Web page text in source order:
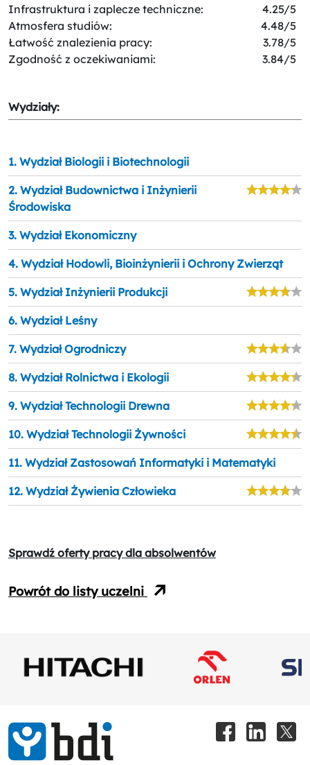
Infrastruktura i zaplecze techniczne:
4.25/5
Atmosfera studiów:
4.48/5
Łatwość znalezienia pracy:
3.78/5
Zgodność z oczekiwaniami:
3.84/5
Wydziały:
1. Wydział Biologii i Biotechnologii
2. Wydział Budownictwa i Inżynierii
Środowiska
3. Wydział Ekonomiczny
4. Wydział Hodowli, Bioinżynierii i Ochrony Zwierząt
5. Wydział Inżynierii Produkcji
6. Wydział Leśny
7. Wydział Ogrodniczy
8. Wydział Rolnictwa i Ekologii
9. Wydział Technologii Drewna
10. Wydział Technologii Żywności
11. Wydział Zastosowań Informatyki i Matematyki
12. Wydział Żywienia Człowieka
Sprawdź oferty pracy dla absolwentów
Powrót do listy uczelni